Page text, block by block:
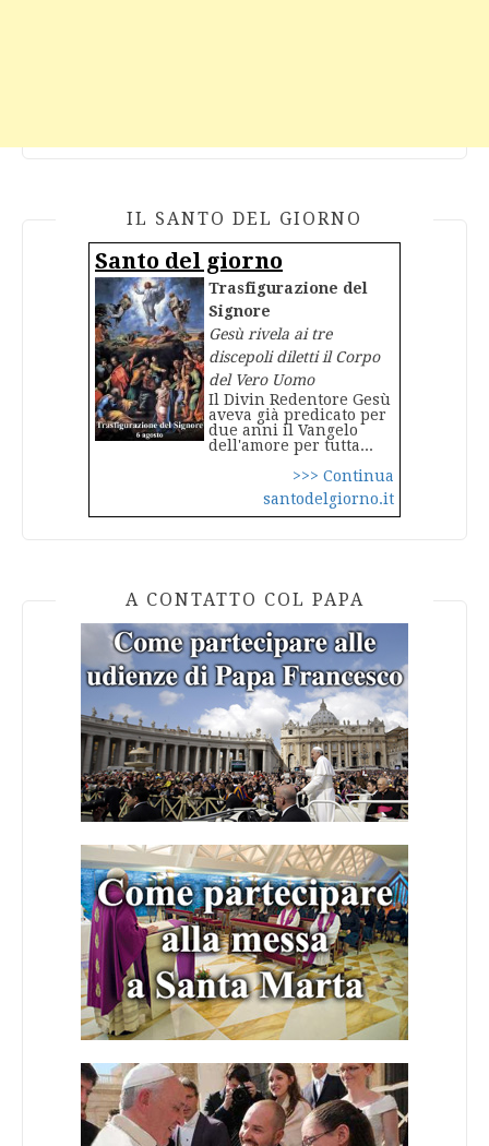
IL SANTO DEL GIORNO
Santo del giorno
Trasfigurazione del
Signore
Gesù rivela ai tre
discepoli diletti il Corpo
del Vero Uomo
Il Divin Redentore Gesù
aveva già predicato per
due anni il Vangelo
dell'amore per tutta...
>>> Continua
santodelgiorno.it
A CONTATTO COL PAPA